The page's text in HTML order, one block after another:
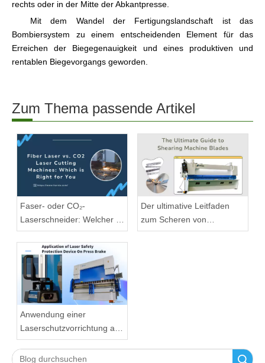
rechts oder in der Mitte der Abkantpresse.
Mit dem Wandel der Fertigungslandschaft ist das
Bombiersystem zu einem entscheidenden Element für das
Erreichen der Biegegenauigkeit und eines produktiven und
rentablen Biegevorgangs geworden.
Zum Thema passende Artikel
Faser- oder CO₂-
Laserschneider: Welcher ist
geeignet?
Der ultimative Leitfaden
zum Scheren von
Maschinenklingen
Anwendung einer
Laserschutzvorrichtung an
der Abkantpresse